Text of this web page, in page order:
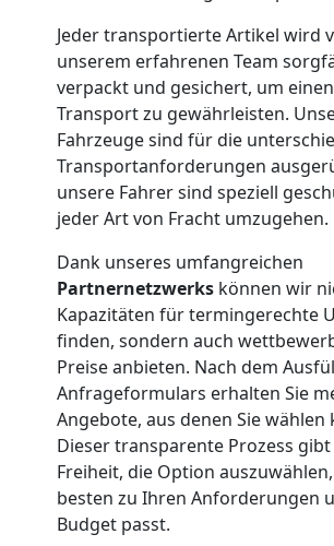
Jeder transportierte Artikel wird
unserem erfahrenen Team
verpackt und gesichert, um
Transport zu gewährleisten.
Fahrzeuge sind für die
Transportanforderungen
unsere Fahrer sind speziell
jeder Art von Fracht umzugehen.
Dank unseres umfangreichen
Partnernetzwerks können wir
Kapazitäten für termingerechte
finden, sondern auch
Preise anbieten. Nach dem
Anfrageformulars erhalten Sie
Angebote, aus denen Sie wählen
Dieser transparente Prozess
Freiheit, die Option
besten zu Ihren Anforderungen
Budget passt.
Wolfsberg
Möbeltransport
Wolfsberg
Beiladung
Wolfsberg
Mini
Umzug
Wolfsberg